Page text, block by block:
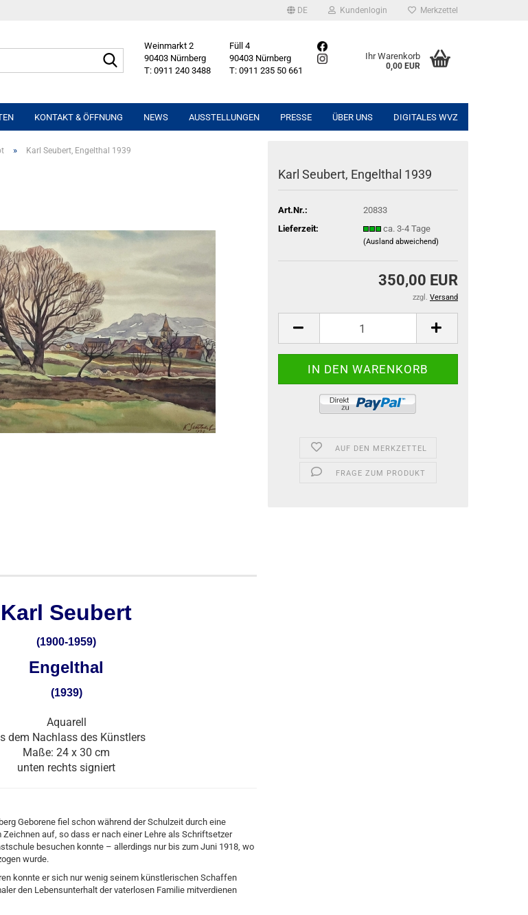
DE Kundenlogin Merkzettel
Suche...
Weinmarkt 2
Füll 4
90403 Nürnberg
90403 Nürnberg
T: 0911 240 3488
T: 0911 235 50 661
Ihr Warenkorb
0,00 EUR
KONTAKT & ÖFFNUNG NEWS AUSSTELLUNGEN PRESSE ÜBER UNS DIGITALES WVZ
» Karl Seubert, Engelthal 1939
Karl Seubert, Engelthal 1939
Art.Nr.:
20833
Lieferzeit:
ca. 3-4 Tage
(Ausland abweichend)
350,00 EUR
zzgl. Versand
AUF DEN MERKZETTEL
FRAGE ZUM PRODUKT
Karl Seubert
(1900-1959)
Engelthal
(1939)
Aquarell
dem Nachlass des Künstlers
Maße: 24 x 30 cm
unten rechts signiert
Geborene fiel schon während der Schulzeit durch eine
auf, so dass er nach einer Lehre als Schriftsetzer
besuchen konnte – allerdings nur bis zum Juni 1918, wo
wurde.
konnte er sich nur wenig seinem künstlerischen Schaffen
den Lebensunterhalt der vaterlosen Familie mitverdienen